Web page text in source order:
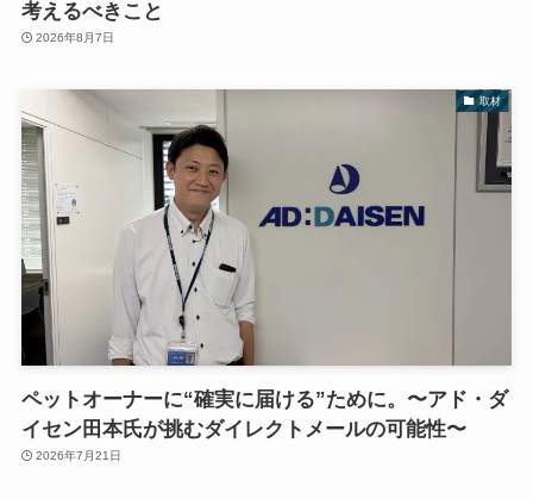
考えるべきこと
2026年8月7日
取材
ペットオーナーに“確実に届ける”ために。〜アド・ダ
イセン田本氏が挑むダイレクトメールの可能性〜
2026年7月21日